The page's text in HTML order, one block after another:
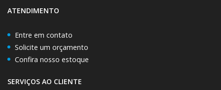
ATENDIMENTO
Entre em contato
Solicite um orçamento
Confira nosso estoque
SERVIÇOS AO CLIENTE